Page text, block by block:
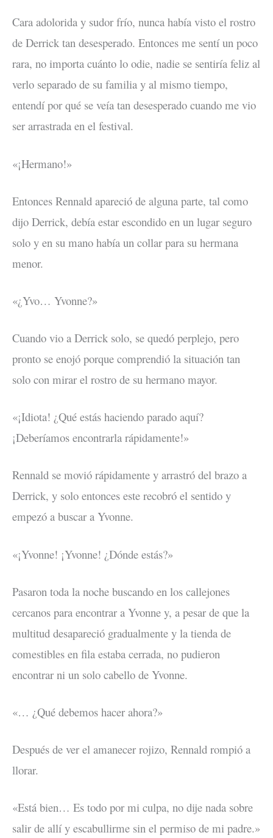
Cara adolorida y sudor frío, nunca había visto el rostro
de Derrick tan desesperado. Entonces me sentí un poco
rara, no importa cuánto lo odie, nadie se sentiría feliz al
verlo separado de su familia y al mismo tiempo,
entendí por qué se veía tan desesperado cuando me vio
ser arrastrada en el festival.
«¡Hermano!»
Entonces Rennald apareció de alguna parte, tal como
dijo Derrick, debía estar escondido en un lugar seguro
solo y en su mano había un collar para su hermana
menor.
«¿Yvo… Yvonne?»
Cuando vio a Derrick solo, se quedó perplejo, pero
pronto se enojó porque comprendió la situación tan
solo con mirar el rostro de su hermano mayor.
«¡Idiota! ¿Qué estás haciendo parado aquí?
¡Deberíamos encontrarla rápidamente!»
Rennald se movió rápidamente y arrastró del brazo a
Derrick, y solo entonces este recobró el sentido y
empezó a buscar a Yvonne.
«¡Yvonne! ¡Yvonne! ¿Dónde estás?»
Pasaron toda la noche buscando en los callejones
cercanos para encontrar a Yvonne y, a pesar de que la
multitud desapareció gradualmente y la tienda de
comestibles en fila estaba cerrada, no pudieron
encontrar ni un solo cabello de Yvonne.
«… ¿Qué debemos hacer ahora?»
Después de ver el amanecer rojizo, Rennald rompió a
llorar.
«Está bien… Es todo por mi culpa, no dije nada sobre
salir de allí y escabullirme sin el permiso de mi padre.»